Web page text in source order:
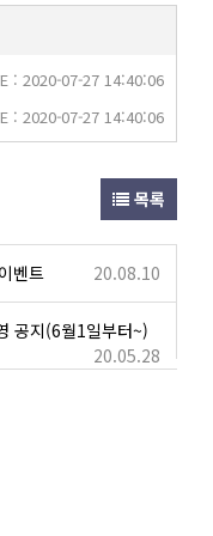
: 2020-07-27 14:40:06
: 2020-07-27 14:40:06
목록
벤트 20.08.10
공지(6월1일부터~)
20.05.28